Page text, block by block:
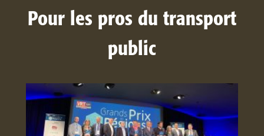
Pour les pros du transport
public